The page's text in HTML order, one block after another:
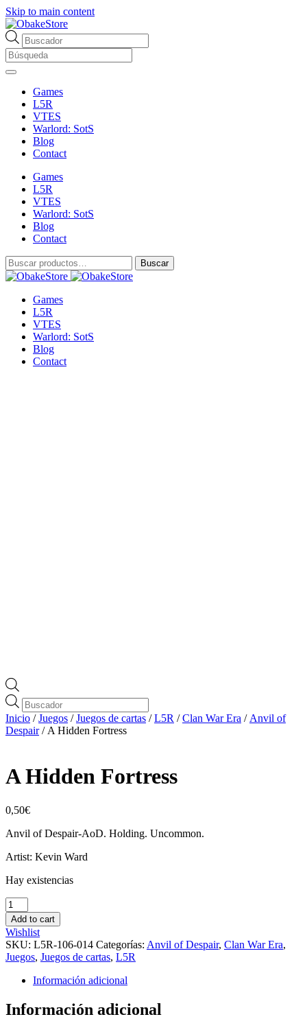
Skip to main content
Búsqueda
de
productos
Games
L5R
VTES
Warlord: SotS
Blog
Contact
Games
L5R
VTES
Warlord: SotS
Blog
Contact
Buscar
por:
Buscar
Games
L5R
VTES
Warlord: SotS
Blog
Contact
Búsqueda
de
productos
Inicio /Juegos /Juegos de cartas /L5R /Clan War Era / Anvil of
Despair/ A Hidden Fortress
A Hidden Fortress
0,50€
Anvil of Despair-AoD. Holding. Uncommon.
Artist: Kevin Ward
Hay existencias
A
Hidden
Fortress
cantidad
Add to cart
Wishlist
SKU: L5R-106-014 Categorías: Anvil of Despair, Clan War Era,
Juegos, Juegos de cartas, L5R
Información adicional
Información adicional